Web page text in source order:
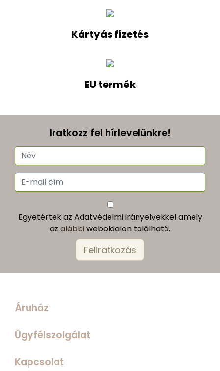
Kártyás fizetés
EU termék
Iratkozz fel hírlevelünkre!
Egyetértek az Adatvédelmi irányelvekkel amely
az alábbi weboldalon található.
Áruház
Ügyfélszolgálat
Kapcsolat